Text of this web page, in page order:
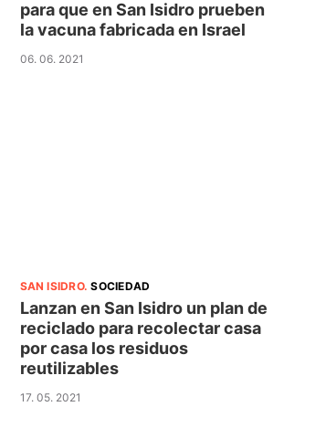
para que en San Isidro prueben
la vacuna fabricada en Israel
06. 06. 2021
SAN ISIDRO.SOCIEDAD
Lanzan en San Isidro un plan de
reciclado para recolectar casa
por casa los residuos
reutilizables
17. 05. 2021